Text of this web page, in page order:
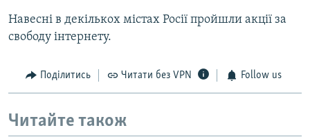
Навесні в декількох містах Росії пройшли акції за
свободу інтернету.
Поділитись Читати без VPN Follow us
Читайте також